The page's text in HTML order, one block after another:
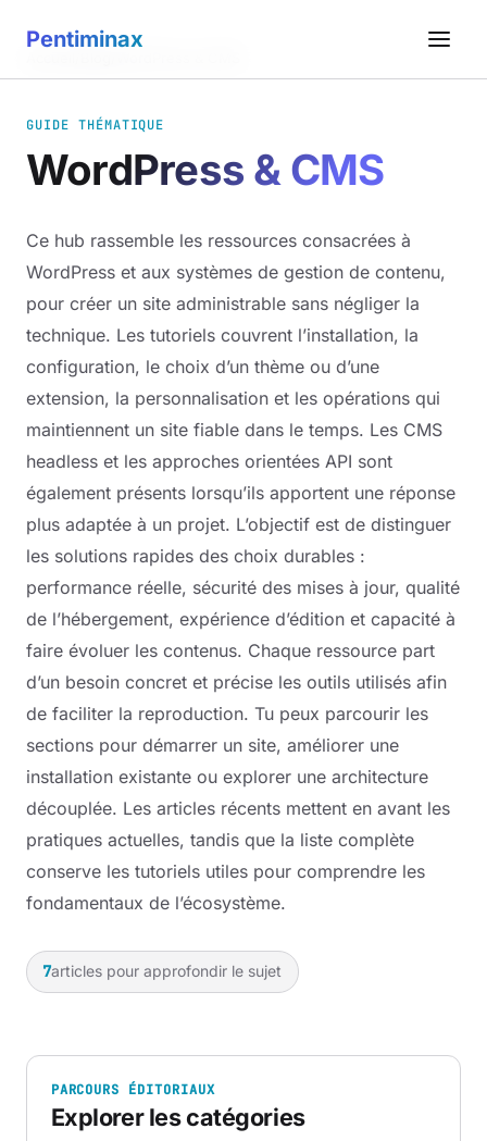
Pentiminax
GUIDE THÉMATIQUE
WordPress & CMS
Ce hub rassemble les ressources consacrées à
WordPress et aux systèmes de gestion de contenu,
pour créer un site administrable sans négliger la
technique. Les tutoriels couvrent l’installation, la
configuration, le choix d’un thème ou d’une
extension, la personnalisation et les opérations qui
maintiennent un site fiable dans le temps. Les CMS
headless et les approches orientées API sont
également présents lorsqu’ils apportent une réponse
plus adaptée à un projet. L’objectif est de distinguer
les solutions rapides des choix durables :
performance réelle, sécurité des mises à jour, qualité
de l’hébergement, expérience d’édition et capacité à
faire évoluer les contenus. Chaque ressource part
d’un besoin concret et précise les outils utilisés afin
de faciliter la reproduction. Tu peux parcourir les
sections pour démarrer un site, améliorer une
installation existante ou explorer une architecture
découplée. Les articles récents mettent en avant les
pratiques actuelles, tandis que la liste complète
conserve les tutoriels utiles pour comprendre les
fondamentaux de l’écosystème.
7articles pour approfondir le sujet
PARCOURS ÉDITORIAUX
Explorer les catégories